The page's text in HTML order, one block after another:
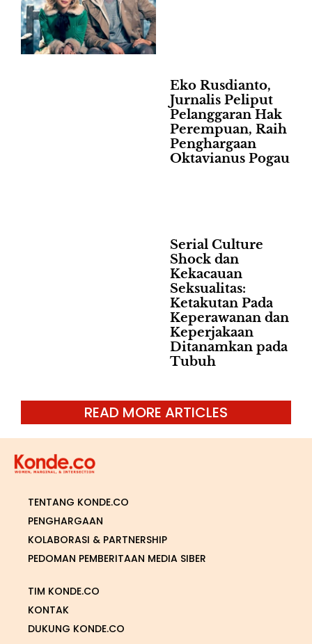
Eko Rusdianto,
Jurnalis Peliput
Pelanggaran Hak
Perempuan, Raih
Penghargaan
Oktavianus Pogau
Serial Culture
Shock dan
Kekacauan
Seksualitas:
Ketakutan Pada
Keperawanan dan
Keperjakaan
Ditanamkan pada
Tubuh
READ MORE ARTICLES
TENTANG KONDE.CO
PENGHARGAAN
KOLABORASI & PARTNERSHIP
PEDOMAN PEMBERITAAN MEDIA SIBER
TIM KONDE.CO
KONTAK
DUKUNG KONDE.CO